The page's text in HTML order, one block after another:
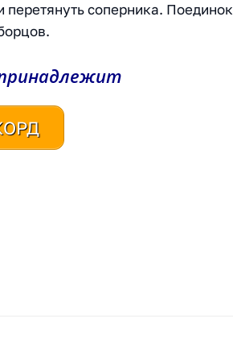
перетянуть соперника. Поединок